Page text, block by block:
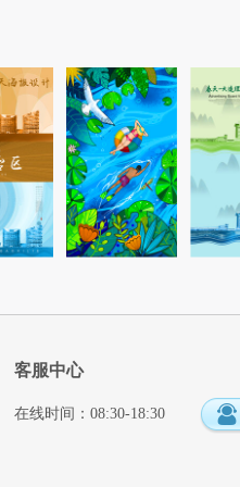
客服中心
在线时间：08:30-18:30